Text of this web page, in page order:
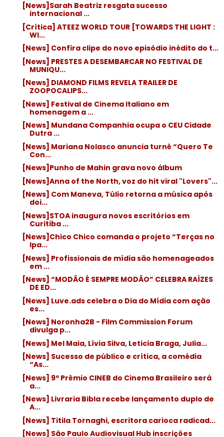
[News]Sarah Beatriz resgata sucesso
internacional ...
[Crítica] ATEEZ WORLD TOUR [TOWARDS THE LIGHT :
WI...
[News] Confira clipe do novo episódio inédito do t...
[News] PRESTES A DESEMBARCAR NO FESTIVAL DE
MUNIQU...
[News] DIAMOND FILMS REVELA TRAILER DE
ZOOPOCALIPS...
[News] Festival de Cinema Italiano em
homenagem a ...
[News] Mundana Companhia ocupa o CEU Cidade
Dutra ...
[News] Mariana Nolasco anuncia turnê “Quero Te
Con...
[News]Punho de Mahin grava novo álbum
[News]Anna of the North, voz do hit viral "Lovers"...
[News] Com Maneva, Túlio retorna a música após
doi...
[News]STOA inaugura novos escritórios em
Curitiba ...
[News]Chico Chico comanda o projeto “Terças no
Ipa...
[News] Profissionais de mídia são homenageados
em ...
[News] “MODÃO É SEMPRE MODÃO” CELEBRA RAÍZES
DE ED...
[News] Luve.ads celebra o Dia do Mídia com ação
es...
[News] Noronha2B - Film Commission Forum
divulga p...
[News] Mel Maia, Lívia Silva, Leticia Braga, Julia...
[News] Sucesso de público e crítica, a comédia
“As...
[News] 9º Prêmio CINEB do Cinema Brasileiro será
a...
[News] Livraria Bibla recebe lançamento duplo de
A...
[News] Titila Tornaghi, escritora carioca radicad...
[News] São Paulo Audiovisual Hub inscrições